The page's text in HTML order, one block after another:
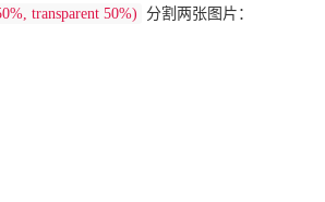
transparent 50%) 分割两张图片：